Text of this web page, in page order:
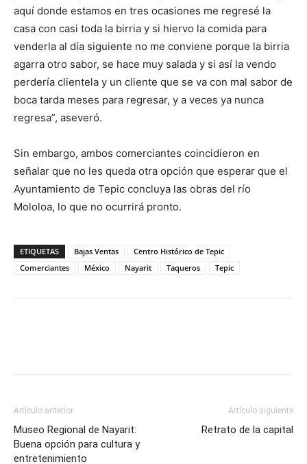
aquí donde estamos en tres ocasiones me regresé la
casa con casi toda la birria y si hiervo la comida para
venderla al día siguiente no me conviene porque la birria
agarra otro sabor, se hace muy salada y si así la vendo
perdería clientela y un cliente que se va con mal sabor de
boca tarda meses para regresar, y a veces ya nunca
regresa”, aseveró.
Sin embargo, ambos comerciantes coincidieron en
señalar que no les queda otra opción que esperar que el
Ayuntamiento de Tepic concluya las obras del río
Mololoa, lo que no ocurrirá pronto.
ETIQUETAS Bajas Ventas
Centro Histórico de Tepic
Comerciantes
México Nayarit Taqueros Tepic
Artículo anterior
Museo Regional de Nayarit:
Buena opción para cultura y
entretenimiento
Artículo siguiente
Retrato de la capital